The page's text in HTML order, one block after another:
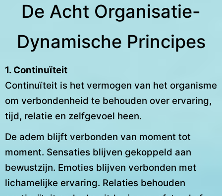
De Acht Organisatie-
Dynamische Principes
1. Continuïteit
Continuïteit is het vermogen van het organisme
om verbondenheid te behouden over ervaring,
tijd, relatie en zelfgevoel heen.
De adem blijft verbonden van moment tot
moment. Sensaties blijven gekoppeld aan
bewustzijn. Emoties blijven verbonden met
lichamelijke ervaring. Relaties behouden